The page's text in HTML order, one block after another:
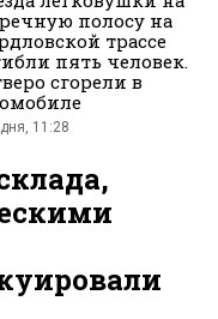
полосу на
трассе
пять человек.
сгорели в
11:28